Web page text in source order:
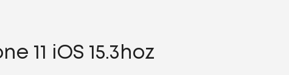
11 iOS 15.3hoz